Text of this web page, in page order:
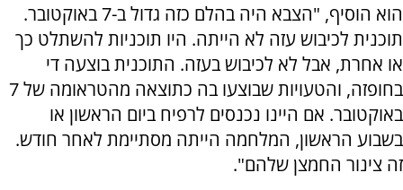
הוא הוסיף, "הצבא היה בהלם כזה גדול ב-7 באוקטובר.
תוכנית לכיבוש עזה לא הייתה. היו תוכניות להשתלט כך
או אחרת, אבל לא לכיבוש בעזה. התוכנית בוצעה די
בחופזה, והטעויות שבוצעו בה כתוצאה מהטראומה של 7
באוקטובר. אם היינו נכנסים לרפיח ביום הראשון או
בשבוע הראשון, המלחמה הייתה מסתיימת לאחר חודש.
זה צינור החמצן שלהם".